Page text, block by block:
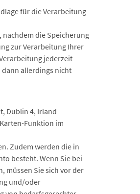
für die Verarbeitung
nachdem die Speicherung
zur Verarbeitung Ihrer
jederzeit
dann allerdings nicht
Dublin 4, Irland
Funktion im
Zudem werden die in
besteht. Wenn Sie bei
müssen Sie sich vor der
und/oder